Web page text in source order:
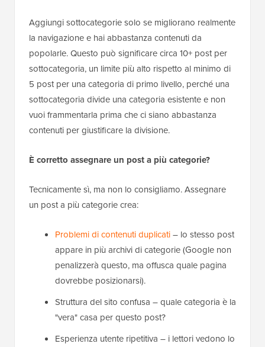
Aggiungi sottocategorie solo se migliorano realmente
la navigazione e hai abbastanza contenuti da
popolarle. Questo può significare circa 10+ post per
sottocategoria, un limite più alto rispetto al minimo di
5 post per una categoria di primo livello, perché una
sottocategoria divide una categoria esistente e non
vuoi frammentarla prima che ci siano abbastanza
contenuti per giustificare la divisione.
È corretto assegnare un post a più categorie?
Tecnicamente sì, ma non lo consigliamo. Assegnare
un post a più categorie crea:
Problemi di contenuti duplicati– lo stesso post
appare in più archivi di categorie (Google non
penalizzerà questo, ma offusca quale pagina
dovrebbe posizionarsi).
Struttura del sito confusa – quale categoria è la
"vera" casa per questo post?
Esperienza utente ripetitiva – i lettori vedono lo